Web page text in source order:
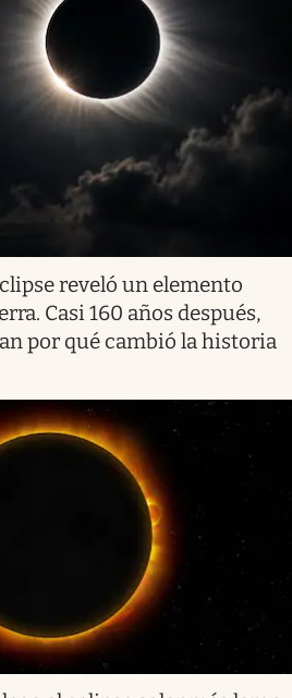
reveló un elemento
Casi 160 años después,
por qué cambió la historia